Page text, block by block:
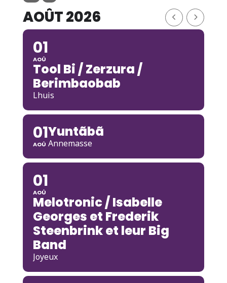
AOÛT 2026
01
AOÛ
Tool Bi / Zerzura /
Berimbaobab
Lhuis
01
AOÛ
Yuntãbã
Annemasse
01
AOÛ
Melotronic / Isabelle
Georges et Frederik
Steenbrink et leur Big
Band
Joyeux